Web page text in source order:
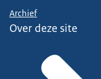
Archief
Over deze site